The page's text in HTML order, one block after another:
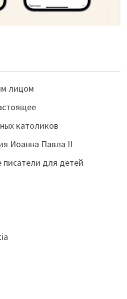
лицом
католиков
Иоанна Павла II
для детей